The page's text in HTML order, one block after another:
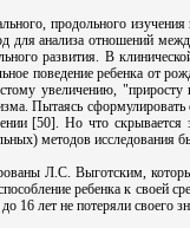
продольного
анализа отношений
развития. В
поведение ребенка от
увеличению,
Пытаясь
[50]. Но что
методов исследования
Л.С. Выготским,
ребенка к
16 лет не потеряли своего